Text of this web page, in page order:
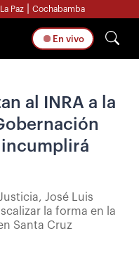
La Paz Cochabamba
En vivo
al INRA a la
incumplirá
José Luis
la forma en la
Santa Cruz